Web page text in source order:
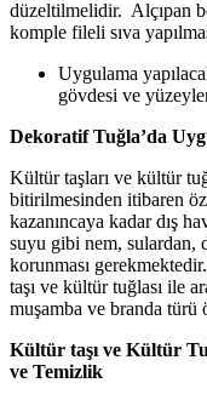
düzeltilmelidir. Alçıpan
komple fileli sıva
Uygulama
gövdesi ve
Dekoratif Tuğla’da
Kültür taşları ve kültür
bitirilmesinden itibaren
kazanıncaya kadar dış
suyu gibi nem, sulardan,
korunması
taşı ve kültür tuğlası ile
muşamba ve branda
Kültür taşı ve Kültür
ve Temizlik